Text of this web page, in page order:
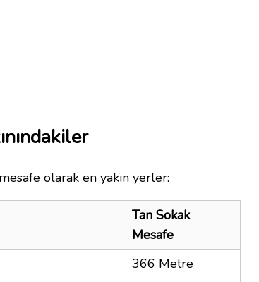
olarak en yakın yerler:
Tan Sokak
Mesafe
366 Metre